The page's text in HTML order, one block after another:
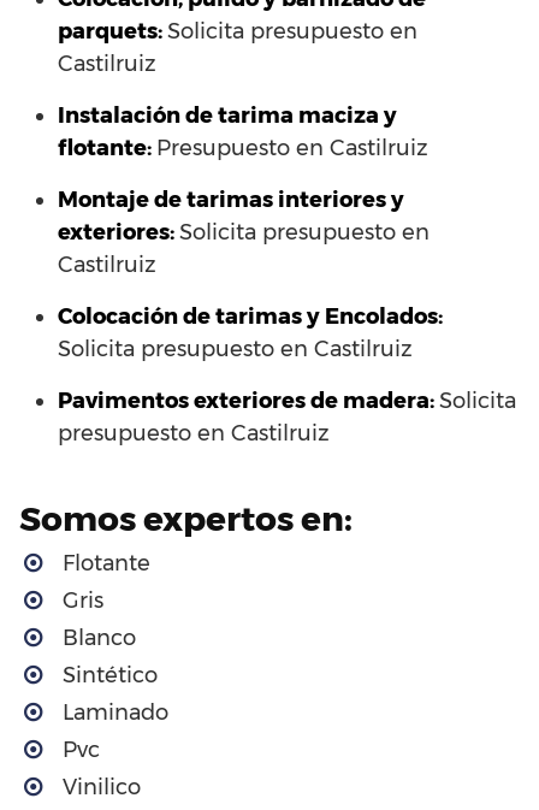
parquets:Solicita presupuesto en
Castilruiz
Instalación de tarima maciza y
flotante: Presupuesto en Castilruiz
Montaje de tarimas interiores y
exteriores:Solicita presupuesto en
Castilruiz
Colocación de tarimas y Encolados:
Solicita presupuesto en Castilruiz
Pavimentos exteriores de madera:Solicita
presupuesto en Castilruiz
Somos expertos en:
Flotante
Gris
Blanco
Sintético
Laminado
Pvc
Vinilico